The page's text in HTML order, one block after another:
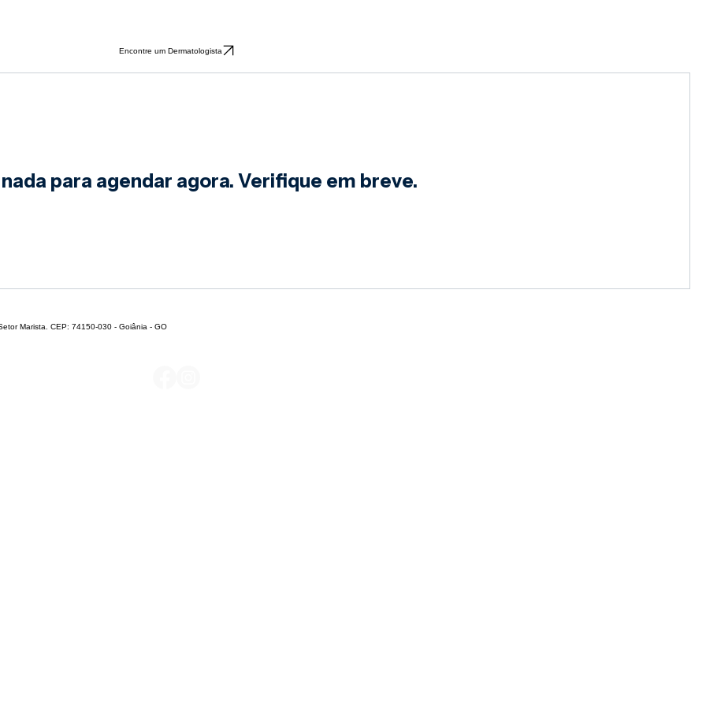
Encontre um Dermatologista
nada para agendar agora. Verifique em breve.
Marista. CEP: 74150-030 - Goiânia - GO